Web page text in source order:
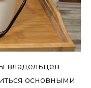
владельцев
основными